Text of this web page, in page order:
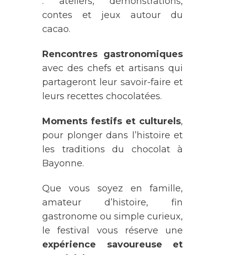
contes et jeux autour du
cacao.
Rencontres gastronomiques
avec des chefs et artisans qui
partageront leur savoir-faire et
leurs recettes chocolatées.
Moments festifs et culturels,
pour plonger dans l’histoire et
les traditions du chocolat à
Bayonne.
Que vous soyez en famille,
amateur d’histoire, fin
gastronome ou simple curieux,
le festival vous réserve une
expérience savoureuse et